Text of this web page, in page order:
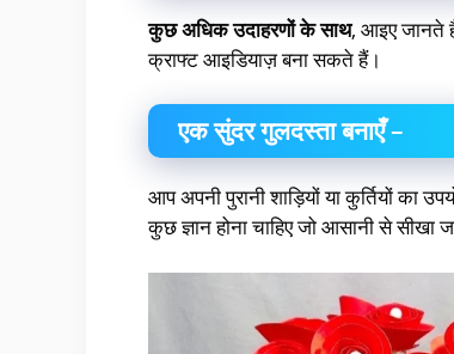
कुछ अधिक उदाहरणों के साथ, आइए जानते
क्राफ्ट आइडियाज़ बना सकते हैं।
एक सुंदर गुलदस्ता बनाएँ –
आप अपनी पुरानी शाड़ियों या कुर्तियों
कुछ ज्ञान होना चाहिए जो आसानी से सीखा